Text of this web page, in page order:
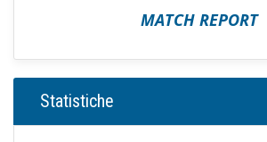
MATCH REPORT
Statistiche